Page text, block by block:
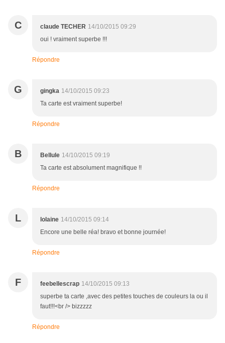
C claude TECHER 14/10/2015 09:29
oui ! vraiment superbe !!!
Répondre
G gingka 14/10/2015 09:23
Ta carte est vraiment superbe!
Répondre
B Bellule 14/10/2015 09:19
Ta carte est absolument magnifique !!
Répondre
L lolaine 14/10/2015 09:14
Encore une belle réa! bravo et bonne journée!
Répondre
F feebellescrap 14/10/2015 09:13
superbe ta carte ,avec des petites touches de couleurs la ou il
faut!!!<br /> bizzzzz
Répondre